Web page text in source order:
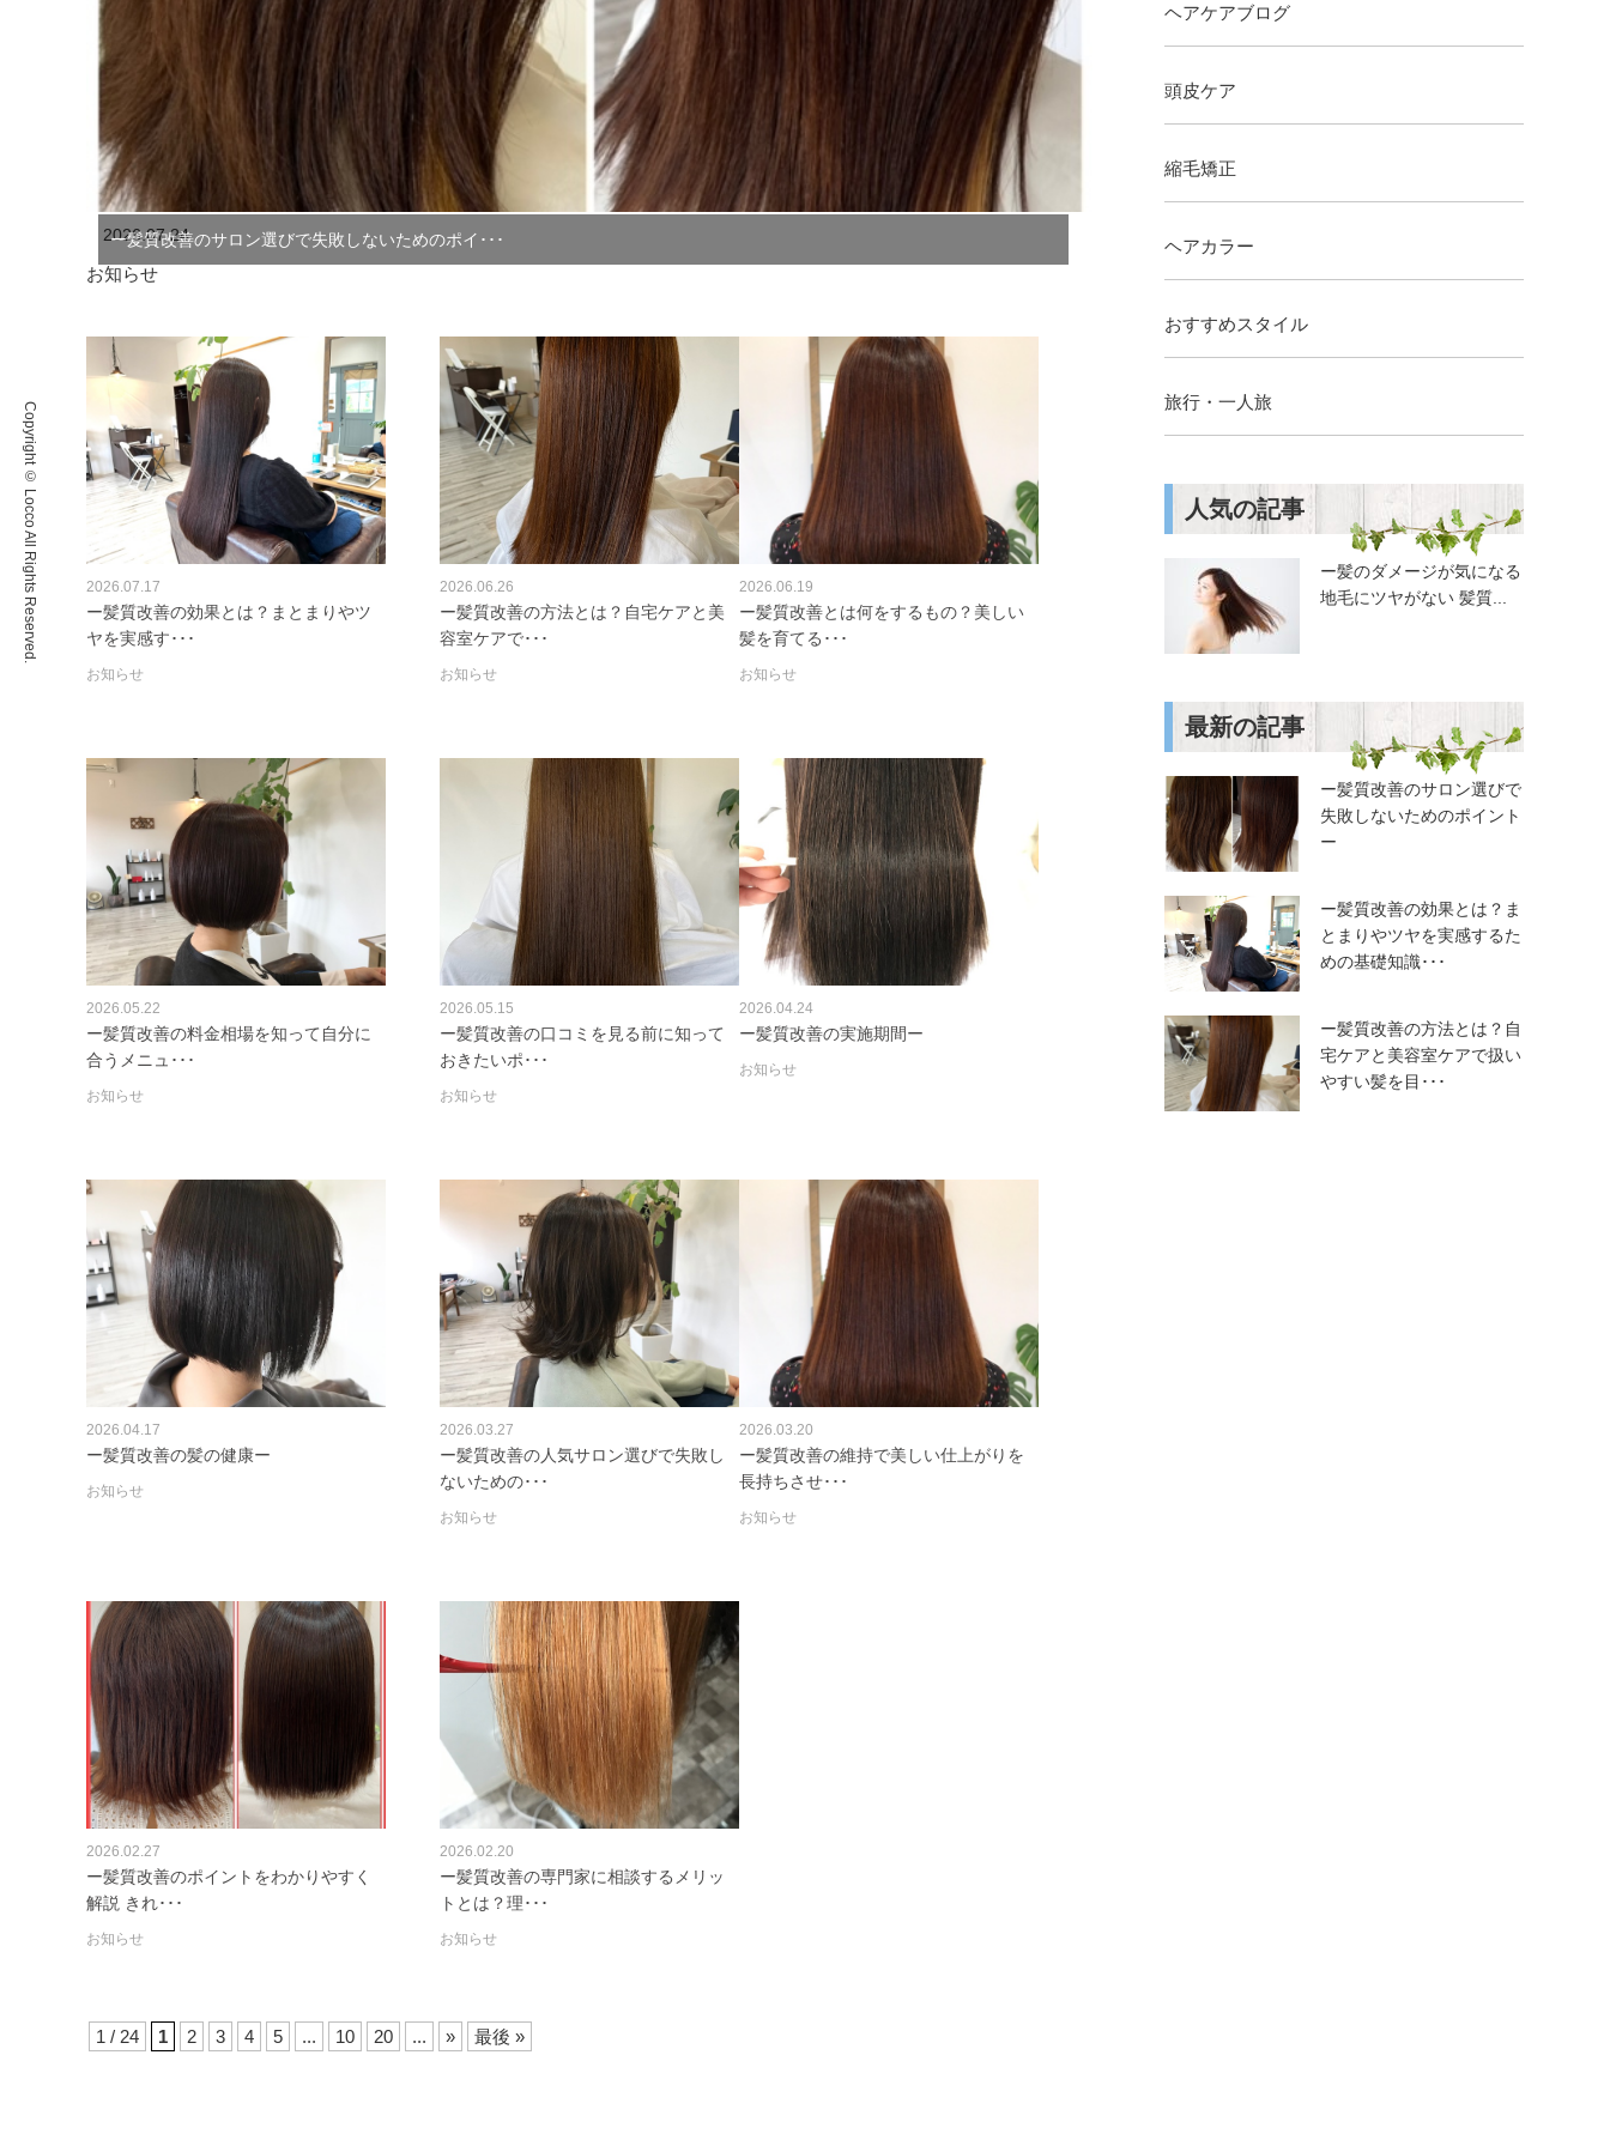
2026.07.24
お知らせ
ー髪質改善のサロン選びで失敗しないためのポイ･･･
2026.07.17
ー髪質改善の効果とは？まとまりやツ
ヤを実感す･･･
お知らせ
2026.06.26
ー髪質改善の方法とは？自宅ケアと美
容室ケアで･･･
お知らせ
2026.06.19
ー髪質改善とは何をするもの？美しい
髪を育てる･･･
お知らせ
2026.05.22
ー髪質改善の料金相場を知って自分に
合うメニュ･･･
お知らせ
2026.05.15
ー髪質改善の口コミを見る前に知って
おきたいポ･･･
お知らせ
2026.04.24
ー髪質改善の実施期間ー
お知らせ
2026.04.17
ー髪質改善の髪の健康ー
お知らせ
2026.03.27
ー髪質改善の人気サロン選びで失敗し
ないための･･･
お知らせ
2026.03.20
ー髪質改善の維持で美しい仕上がりを
長持ちさせ･･･
お知らせ
2026.02.27
ー髪質改善のポイントをわかりやすく
解説 きれ･･･
お知らせ
2026.02.20
ー髪質改善の専門家に相談するメリッ
トとは？理･･･
お知らせ
1 / 24 1 2 3 4 5 ... 10 20 ... » 最後 »
ヘアケアブログ
頭皮ケア
縮毛矯正
ヘアカラー
おすすめスタイル
旅行・一人旅
人気の記事
ー髪のダメージが気になる
地毛にツヤがない 髪質...
最新の記事
ー髪質改善のサロン選びで
失敗しないためのポイント
ー
ー髪質改善の効果とは？ま
とまりやツヤを実感するた
めの基礎知識･･･
ー髪質改善の方法とは？自
宅ケアと美容室ケアで扱い
やすい髪を目･･･
Copyright © Locco All Rights Reserved.